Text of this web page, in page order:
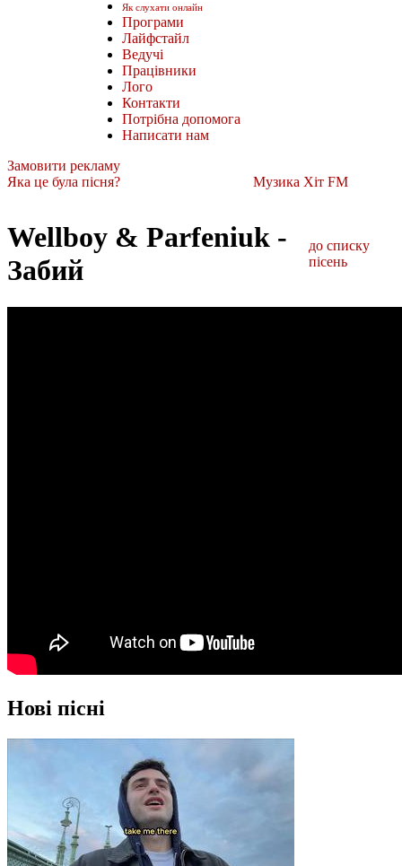
Як слухати онлайн
Програми
Лайфстайл
Ведучі
Працівники
Лого
Контакти
Потрібна допомога
Написати нам
Замовити рекламу
Яка це була пісня?
Музика Хіт FM
Wellboy & Parfeniuk -
Забий
до списку
пісень
Нові пісні